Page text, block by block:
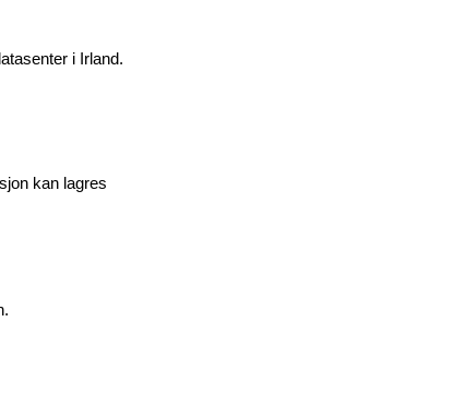
i Irland.
kan lagres